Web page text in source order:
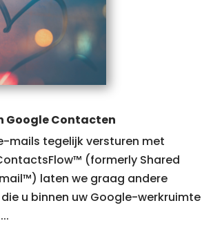
Google Contacten
mails tegelijk versturen met
(formerly Shared
laten we graag andere
u binnen uw Google-werkruimte